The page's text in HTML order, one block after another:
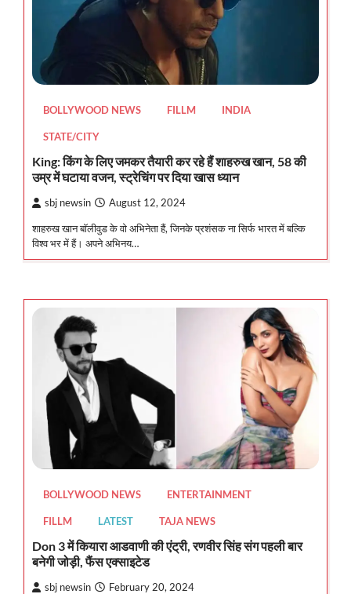
BOLLYWOOD NEWS FILLM INDIA
STATE/CITY
King: किंग के लिए जमकर तैयारी कर रहे हैं शाहरुख खान, 58 की
उम्र में घटाया वजन, स्ट्रेचिंग पर दिया खास ध्यान
sbj newsin August 12, 2024
शाहरुख खान बॉलीवुड के वो अभिनेता हैं, जिनके प्रशंसक ना सिर्फ भारत में बल्कि
विश्व भर में हैं। अपने अभिनय…
BOLLYWOOD NEWS ENTERTAINMENT
FILLM LATEST TAJA NEWS
Don 3 में कियारा आडवाणी की एंट्री, रणवीर सिंह संग पहली बार
बनेगी जोड़ी, फैंस एक्साइटेड
sbj newsin February 20, 2024